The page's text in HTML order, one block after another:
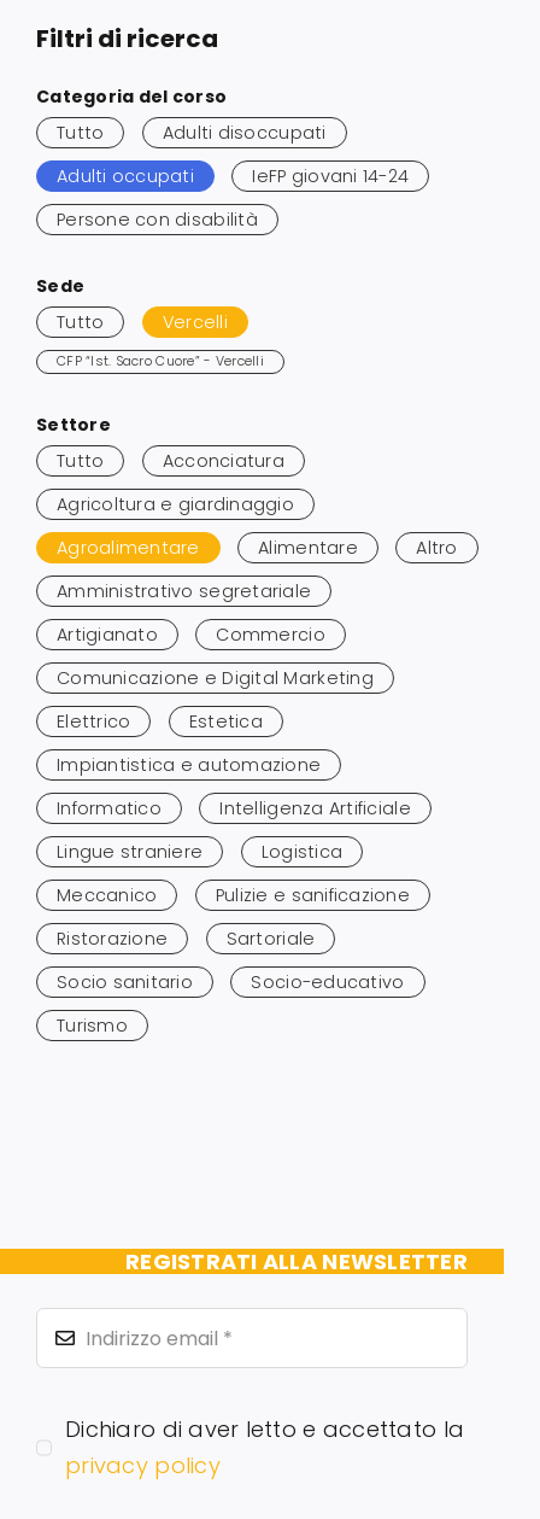
Filtri di ricerca
ai
risultati
Categoria del corso
Tutto
Adulti disoccupati
Adulti occupati
IeFP giovani 14-24
Persone con disabilità
ai
risultati
Sede
Tutto
Vercelli
CFP “Ist. Sacro Cuore” - Vercelli
ai
risultati
Settore
Tutto
Acconciatura
Agricoltura e giardinaggio
Agroalimentare
Alimentare
Altro
Amministrativo segretariale
Artigianato
Commercio
Comunicazione e Digital Marketing
Elettrico
Estetica
Impiantistica e automazione
Informatico
Intelligenza Artificiale
Lingue straniere
Logistica
Meccanico
Pulizie e sanificazione
Ristorazione
Sartoriale
Socio sanitario
Socio-educativo
Turismo
REGISTRATI ALLA NEWSLETTER
Dichiaro di aver letto e accettato la
privacy policy